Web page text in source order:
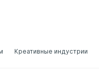
Креативные индустрии